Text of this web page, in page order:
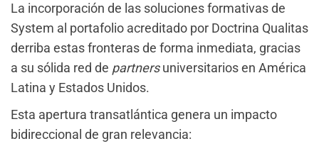
La incorporación de las soluciones formativas de
System al portafolio acreditado por Doctrina Qualitas
derriba estas fronteras de forma inmediata, gracias
a su sólida red de partnersuniversitarios en América
Latina y Estados Unidos.
Esta apertura transatlántica genera un impacto
bidireccional de gran relevancia: